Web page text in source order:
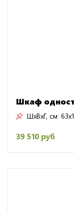
Шкаф
ШxВxГ, см:
39 510 руб